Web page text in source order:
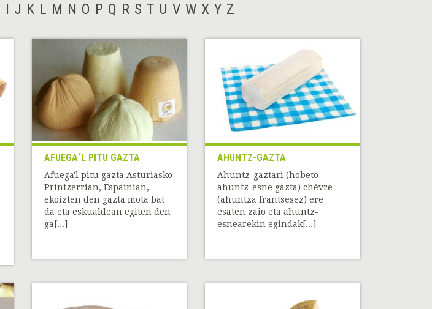
I J K L M N O P Q R S T U V W X Y Z
AFUEGA´L PITU GAZTA
Afuega'l pitu gazta Asturiasko
Printzerrian, Espainian,
ekoizten den gazta mota bat
da eta eskualdean egiten den
ga[...]
AHUNTZ-GAZTA
Ahuntz-gaztari (hobeto
ahuntz-esne gazta) chèvre
(ahuntza frantsesez) ere
esaten zaio eta ahuntz-
esnearekin egindak[...]